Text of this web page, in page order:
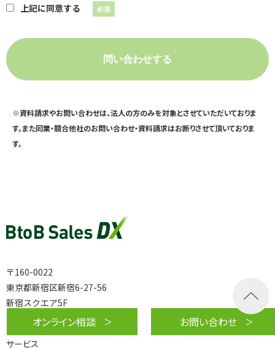
上記に同意する
※資料請求やお問い合わせは、法人の方のみを対象とさせていただいておりま
す。また同業・競合他社のお問い合わせ・資料請求はお断りさせて頂いておりま
す。
〒160-0022
東京都新宿区新宿6-27-56
新宿スクエア5F
株式会社エムエム総研
サービス
オンライン相談 お問い合わせ